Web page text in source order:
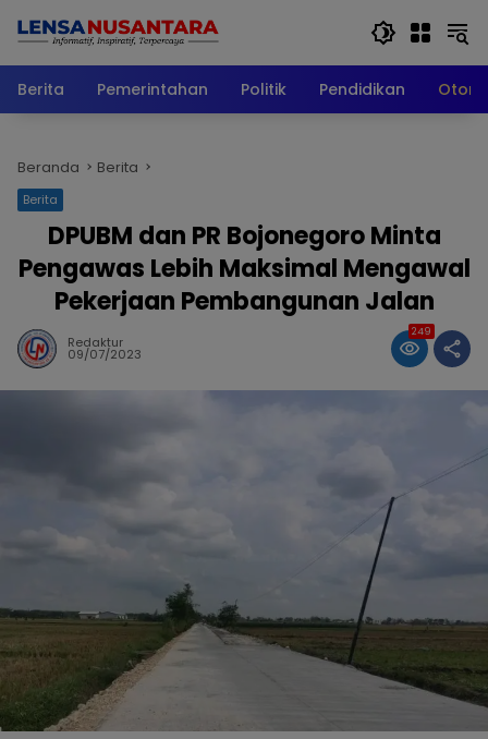
Berita
Pemerintahan Politik Pendidikan
Beranda Berita
Berita
DPUBM dan PR Bojonegoro Minta
Pengawas Lebih Maksimal Mengawal
Pekerjaan Pembangunan Jalan
Redaktur
09/07/2023
249